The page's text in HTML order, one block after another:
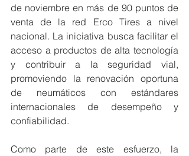
de noviembre en más de 90 puntos de
venta de la red Erco Tires a nivel
nacional. La iniciativa busca facilitar el
acceso a productos de alta tecnología
y contribuir a la seguridad vial,
promoviendo la renovación oportuna
de neumáticos con estándares
internacionales de desempeño y
confiabilidad.
Como parte de este esfuerzo, la